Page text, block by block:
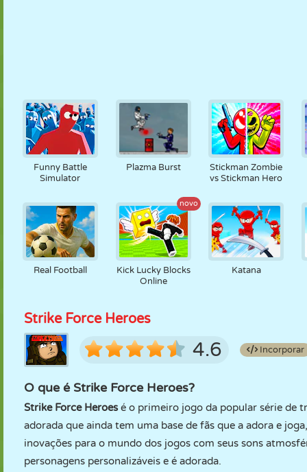
Funny Battle
Simulator
Plazma Burst
Stickman Zombie
vs Stickman Hero
Real Football
novo
Kick Lucky Blocks
Online
Katana
Strike Force Heroes
4.6 Incorporar
O que é Strike Force Heroes?
Strike Force Heroesé o primeiro jogo da popular série de
adorada que ainda tem uma base de fãs que a adora e
inovações para o mundo dos jogos com seus sons
personagens personalizáveis e é adorada.